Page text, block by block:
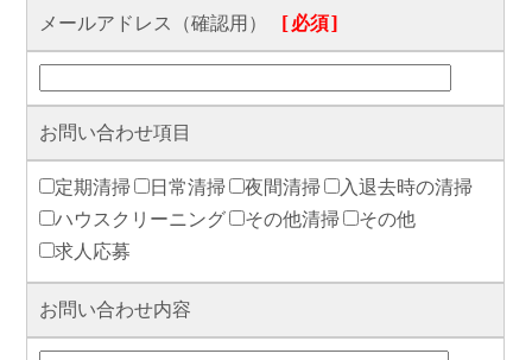
メールアドレス（確認用） [必須]
お問い合わせ項目
定期清掃 日常清掃 夜間清掃
入退去時の清掃
ハウスクリーニング
その他清掃
その他
求人応募
お問い合わせ内容